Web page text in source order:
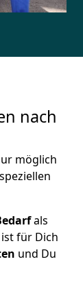
nach
möglich
als
für Dich
und Du